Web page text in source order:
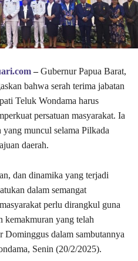
–Gubernur Papua Barat,
bahwa serah terima jabatan
Teluk Wondama harus
persatuan masyarakat. Ia
yang muncul selama Pilkada
daerah.
dan dinamika yang terjadi
dalam semangat
perlu dirangkul guna
kemakmuran yang telah
Dominggus dalam sambutannya
Senin (20/2/2025).